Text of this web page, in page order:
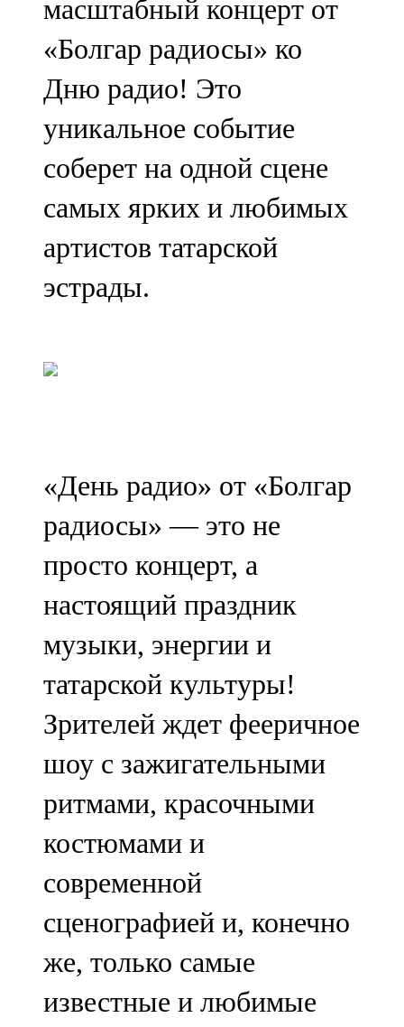
масштабный концерт от
«Болгар радиосы» ко
Дню радио! Это
уникальное событие
соберет на одной сцене
самых ярких и любимых
артистов татарской
эстрады.
«День радио» от «Болгар
радиосы» — это не
просто концерт, а
настоящий праздник
музыки, энергии и
татарской культуры!
Зрителей ждет фееричное
шоу с зажигательными
ритмами, красочными
костюмами и
современной
сценографией и, конечно
же, только самые
известные и любимые